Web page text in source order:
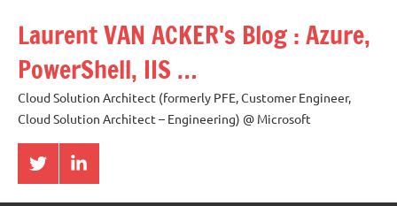
contenu
Laurent VAN ACKER's Blog : Azure,
PowerShell, IIS …
Cloud Solution Architect (formerly PFE, Customer Engineer,
Cloud Solution Architect – Engineering) @ Microsoft
TwitterLinkedIn